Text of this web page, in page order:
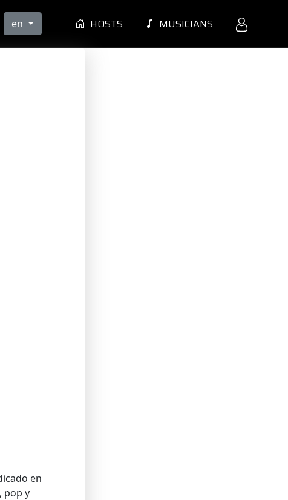
en HOSTS MUSICIANS
en
pop y